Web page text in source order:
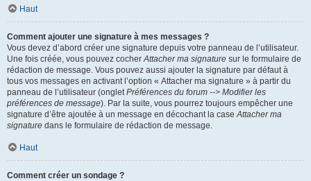
Haut
Comment ajouter une signature à mes messages ?
Vous devez d’abord créer une signature depuis votre panneau de l’utilisateur.
Une fois créée, vous pouvez cocherAttacher ma signature sur le formulaire de
rédaction de message. Vous pouvez aussi ajouter la signature par défaut à
tous vos messages en activant l’option « Attacher ma signature » à partir du
panneau de l’utilisateur (ongletPréférences du forum --> Modifier les
préférences de message). Par la suite, vous pourrez toujours empêcher une
signature d’être ajoutée à un message en décochant la caseAttacher ma
signature dans le formulaire de rédaction de message.
Haut
Comment créer un sondage ?